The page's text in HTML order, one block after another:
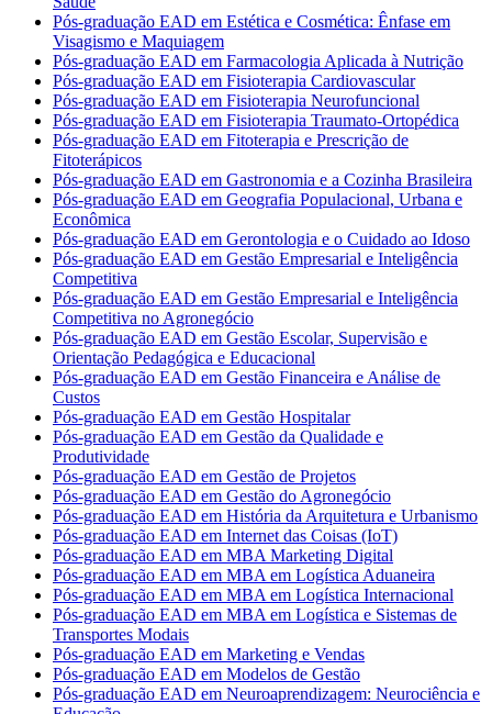
Pós-graduação EAD em Estética e Cosmética: Ênfase em
Visagismo e Maquiagem
Pós-graduação EAD em Farmacologia Aplicada à Nutrição
Pós-graduação EAD em Fisioterapia Cardiovascular
Pós-graduação EAD em Fisioterapia Neurofuncional
Pós-graduação EAD em Fisioterapia Traumato-Ortopédica
Pós-graduação EAD em Fitoterapia e Prescrição de
Fitoterápicos
Pós-graduação EAD em Gastronomia e a Cozinha Brasileira
Pós-graduação EAD em Geografia Populacional, Urbana e
Econômica
Pós-graduação EAD em Gerontologia e o Cuidado ao Idoso
Pós-graduação EAD em Gestão Empresarial e Inteligência
Competitiva
Pós-graduação EAD em Gestão Empresarial e Inteligência
Competitiva no Agronegócio
Pós-graduação EAD em Gestão Escolar, Supervisão e
Orientação Pedagógica e Educacional
Pós-graduação EAD em Gestão Financeira e Análise de
Custos
Pós-graduação EAD em Gestão Hospitalar
Pós-graduação EAD em Gestão da Qualidade e
Produtividade
Pós-graduação EAD em Gestão de Projetos
Pós-graduação EAD em Gestão do Agronegócio
Pós-graduação EAD em História da Arquitetura e Urbanismo
Pós-graduação EAD em Internet das Coisas (IoT)
Pós-graduação EAD em MBA Marketing Digital
Pós-graduação EAD em MBA em Logística Aduaneira
Pós-graduação EAD em MBA em Logística Internacional
Pós-graduação EAD em MBA em Logística e Sistemas de
Transportes Modais
Pós-graduação EAD em Marketing e Vendas
Pós-graduação EAD em Modelos de Gestão
Pós-graduação EAD em Neuroaprendizagem: Neurociência e